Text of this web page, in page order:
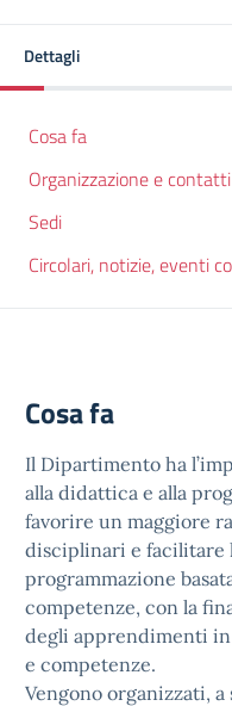
Dettagli
Cosa fa
Organizzazione e contatti
Sedi
Circolari, notizie, eventi
Cosa fa
Il Dipartimento ha
alla didattica e alla
favorire un maggiore
disciplinari e facilitare
programmazione
competenze, con la
degli apprendimenti
e competenze.
Vengono organizzati,